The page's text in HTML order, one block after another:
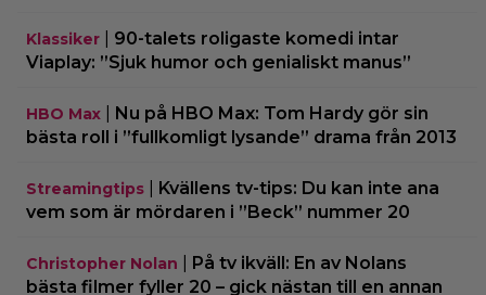
Klassiker
90-talets roligaste komedi intar
Viaplay: ”Sjuk humor och genialiskt manus”
HBO Max
Nu på HBO Max: Tom Hardy gör sin
bästa roll i ”fullkomligt lysande” drama från 2013
Streamingtips
Kvällens tv-tips: Du kan inte ana
vem som är mördaren i ”Beck” nummer 20
Christopher Nolan
På tv ikväll: En av Nolans
bästa filmer fyller 20 – gick nästan till en annan